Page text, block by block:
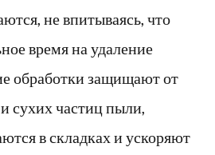
не впитываясь, что
время на удаление
обработки защищают от
сухих частиц пыли,
в складках и ускоряют